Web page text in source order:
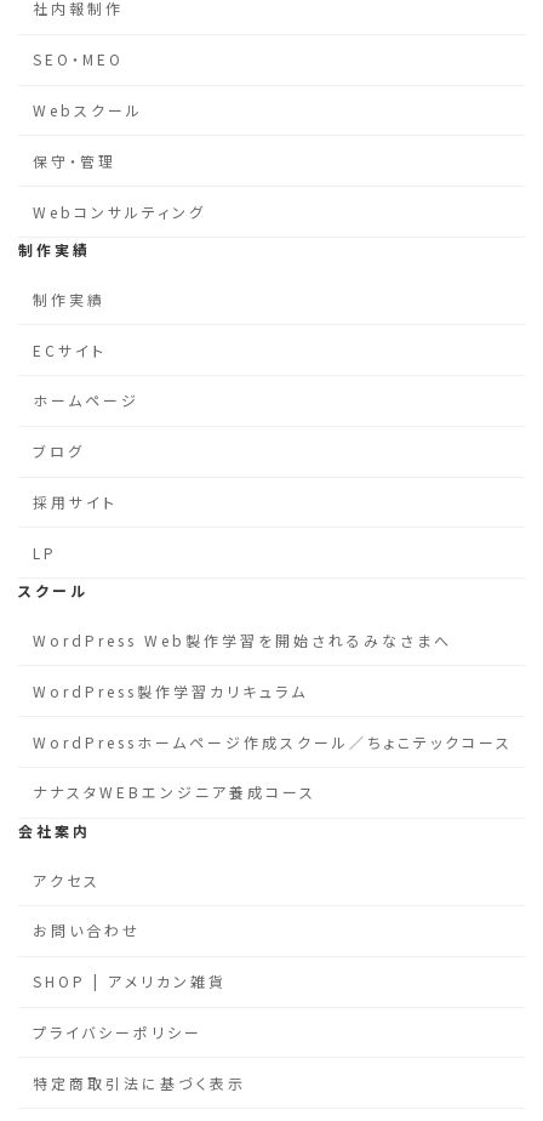
社内報制作
SEO・MEO
Webスクール
保守・管理
Webコンサルティング
制作実績
制作実績
ECサイト
ホームページ
ブログ
採用サイト
LP
スクール
WordPress Web製作学習を開始されるみなさまへ
WordPress製作学習カリキュラム
WordPressホームページ作成スクール／ちょこテックコース
ナナスタWEBエンジニア養成コース
会社案内
アクセス
お問い合わせ
SHOP | アメリカン雑貨
プライバシーポリシー
特定商取引法に基づく表示